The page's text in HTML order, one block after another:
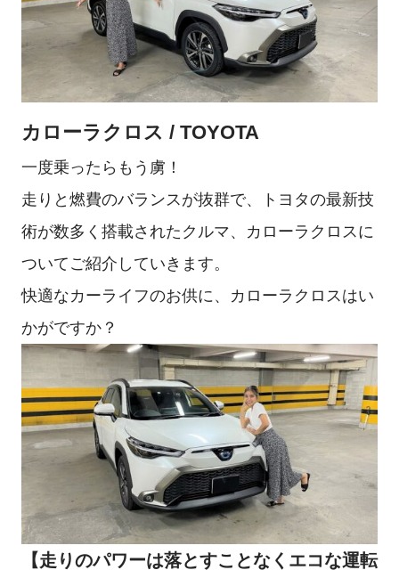
カローラクロス / TOYOTA
一度乗ったらもう虜！
走りと燃費のバランスが抜群で、トヨタの最新技
術が数多く搭載されたクルマ、カローラクロスに
ついてご紹介していきます。
快適なカーライフのお供に、カローラクロスはい
かがですか？
【走りのパワーは落とすことなくエコな運転